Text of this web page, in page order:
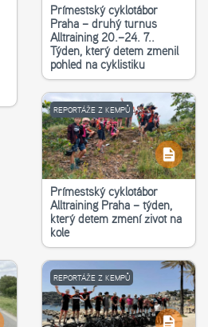
Příměstský cyklotábor
Praha – druhý turnus
Alltraining 20.–24. 7..
Týden, který dětem změnil
pohled na cyklistiku
REPORTÁŽE Z KEMPŮ
Příměstský cyklotábor
Alltraining Praha – týden,
který dětem změní život na
kole
REPORTÁŽE Z KEMPŮ